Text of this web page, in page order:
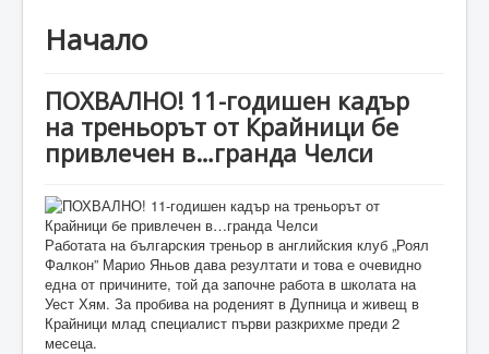
Начало
ПОХВАЛНО! 11-годишен кадър
на треньорът от Крайници бе
привлечен в…гранда Челси
Работата на българския треньор в английския клуб „Роял
Фалкон” Марио Яньов дава резултати и това е очевидно
една от причините, той да започне работа в школата на
Уест Хям. За пробива на роденият в Дупница и живещ в
Крайници млад специалист първи разкрихме преди 2
месеца.